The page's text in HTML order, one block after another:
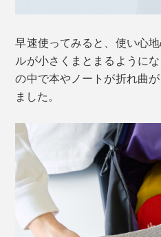
早速使ってみると、使い心
ルが小さくまとまるように
の中で本やノートが折れ曲
ました。